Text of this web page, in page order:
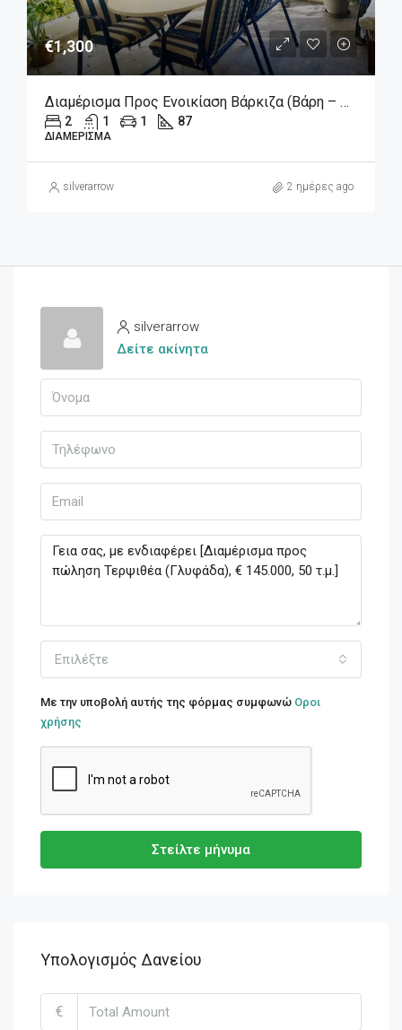
€1,300
Διαμέρισμα Προς Ενοικίαση Βάρκιζα (Βάρη – Βάρκιζα, 1.300€, 87 Τ.μ.
2 1 1 87
ΔΙΑΜΈΡΙΣΜΑ
silverarrow 2 ημέρες ago
silverarrow
Δείτε ακίνητα
Επιλέξτε
Με την υποβολή αυτής της φόρμας συμφωνώ Οροι
χρήσης
Στείλτε μήνυμα
Υπολογισμός Δανείου
€